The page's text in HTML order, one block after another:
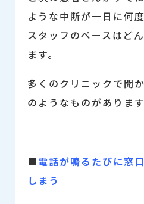
ような中断が一日に何
スタッフのペースはど
ます。
多くのクリニックで聞
のようなものがあります
■電話が鳴るたびに窓
しまう